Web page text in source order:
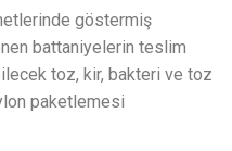
göstermiş
battaniyelerin teslim
toz, kir, bakteri ve toz
paketlemesi